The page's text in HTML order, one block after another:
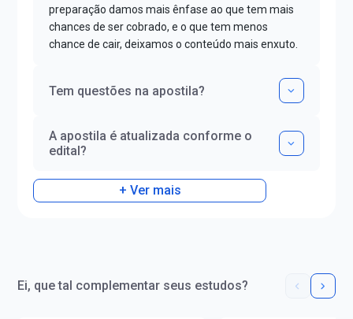
preparação damos mais ênfase ao que tem mais
chances de ser cobrado, e o que tem menos
chance de cair, deixamos o conteúdo mais enxuto.
Tem questões na apostila?
A apostila é atualizada conforme o
edital?
+ Ver mais
Ei, que tal complementar seus estudos?